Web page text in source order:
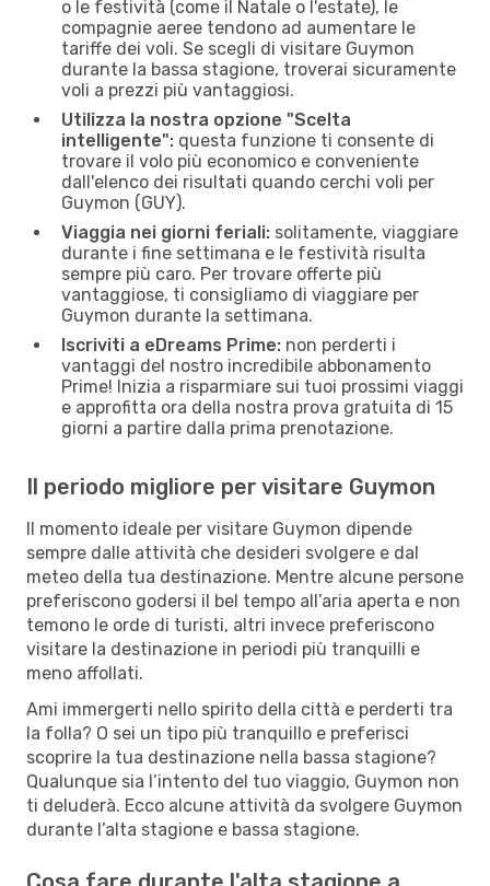
o le festività (come il Natale o l'estate), le
compagnie aeree tendono ad aumentare le
tariffe dei voli. Se scegli di visitare Guymon
durante la bassa stagione, troverai sicuramente
voli a prezzi più vantaggiosi.
Utilizza la nostra opzione "Scelta
intelligente": questa funzione ti consente di
trovare il volo più economico e conveniente
dall'elenco dei risultati quando cerchi voli per
Guymon (GUY).
Viaggia nei giorni feriali: solitamente, viaggiare
durante i fine settimana e le festività risulta
sempre più caro. Per trovare offerte più
vantaggiose, ti consigliamo di viaggiare per
Guymon durante la settimana.
Iscriviti a eDreams Prime: non perderti i
vantaggi del nostro incredibile abbonamento
Prime! Inizia a risparmiare sui tuoi prossimi viaggi
e approfitta ora della nostra prova gratuita di 15
giorni a partire dalla prima prenotazione.
Il periodo migliore per visitare Guymon
Il momento ideale per visitare Guymon dipende
sempre dalle attività che desideri svolgere e dal
meteo della tua destinazione. Mentre alcune persone
preferiscono godersi il bel tempo all’aria aperta e non
temono le orde di turisti, altri invece preferiscono
visitare la destinazione in periodi più tranquilli e
meno affollati.
Ami immergerti nello spirito della città e perderti tra
la folla? O sei un tipo più tranquillo e preferisci
scoprire la tua destinazione nella bassa stagione?
Qualunque sia l’intento del tuo viaggio, Guymon non
ti deluderà. Ecco alcune attività da svolgere Guymon
durante l’alta stagione e bassa stagione.